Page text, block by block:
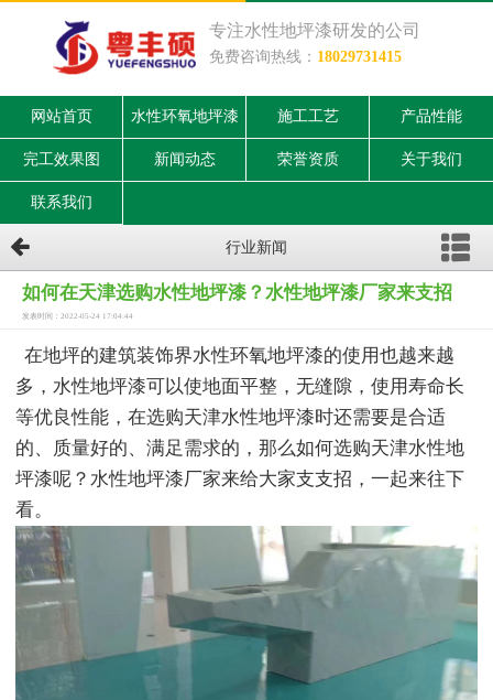
专注水性地坪漆研发的公司
免费咨询热线： 18029731415
网站首页 水性环氧地坪漆 施工工艺 产品性能
完工效果图 新闻动态 荣誉资质 关于我们
联系我们
行业新闻
如何在天津选购水性地坪漆？水性地坪漆厂家来支招
发表时间：2022-05-24 17:04:44
在地坪的建筑装饰界水性环氧地坪漆的使用也越来越
多，水性地坪漆可以使地面平整，无缝隙，使用寿命长
等优良性能，在选购天津水性地坪漆时还需要是合适
的、质量好的、满足需求的，那么如何选购天津水性地
坪漆呢？水性地坪漆厂家来给大家支支招，一起来往下
看。